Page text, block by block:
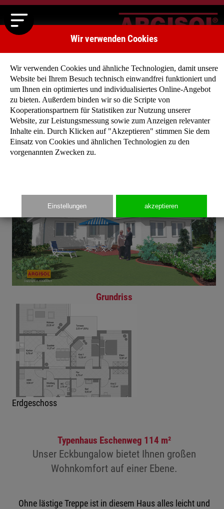
Startseite » Typenhäuser » Typenhaus Eschenweg
Grundriss
Erdgeschoss
Typenhaus Eschenweg 114 m²
Unser Eckbungalow bietet Ihnen großen
Wohnkomfort auf einer Ebene.
Ohne lästige Treppe ist in diesem Haus alles leicht und
Wir verwenden Cookies
Wir verwenden Cookies und ähnliche Technologien, damit unsere
Website bei Ihrem Besuch technisch einwandfrei funktioniert und
um Ihnen ein optimiertes und individualisiertes Online-Angebot
zu bieten. Außerdem binden wir so die Scripte von
Kooperationspartnern für Statistiken zur Nutzung unserer
Website, zur Leistungsmessung sowie zum Anzeigen relevanter
Inhalte ein. Durch Klicken auf "Akzeptieren" stimmen Sie dem
Einsatz von Cookies und ähnlichen Technologien zu den
vorgenannten Zwecken zu.
Einstellungen akzeptieren